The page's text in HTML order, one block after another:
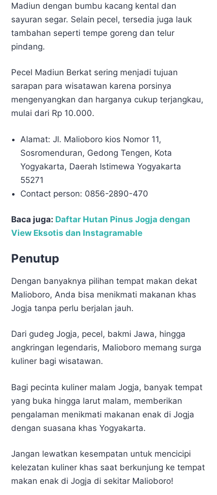
Madiun dengan bumbu kacang kental dan
sayuran segar. Selain pecel, tersedia juga lauk
tambahan seperti tempe goreng dan telur
pindang.
Pecel Madiun Berkat sering menjadi tujuan
sarapan para wisatawan karena porsinya
mengenyangkan dan harganya cukup terjangkau,
mulai dari Rp 10.000.
Alamat: Jl. Malioboro kios Nomor 11,
Sosromenduran, Gedong Tengen, Kota
Yogyakarta, Daerah Istimewa Yogyakarta
55271
Contact person: 0856-2890-470
Baca juga: Daftar Hutan Pinus Jogja dengan
View Eksotis dan Instagramable
Penutup
Dengan banyaknya pilihan tempat makan dekat
Malioboro, Anda bisa menikmati makanan khas
Jogja tanpa perlu berjalan jauh.
Dari gudeg Jogja, pecel, bakmi Jawa, hingga
angkringan legendaris, Malioboro memang surga
kuliner bagi wisatawan.
Bagi pecinta kuliner malam Jogja, banyak tempat
yang buka hingga larut malam, memberikan
pengalaman menikmati makanan enak di Jogja
dengan suasana khas Yogyakarta.
Jangan lewatkan kesempatan untuk mencicipi
kelezatan kuliner khas saat berkunjung ke tempat
makan enak di Jogja di sekitar Malioboro!